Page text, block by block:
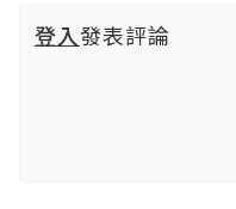
登入發表評論